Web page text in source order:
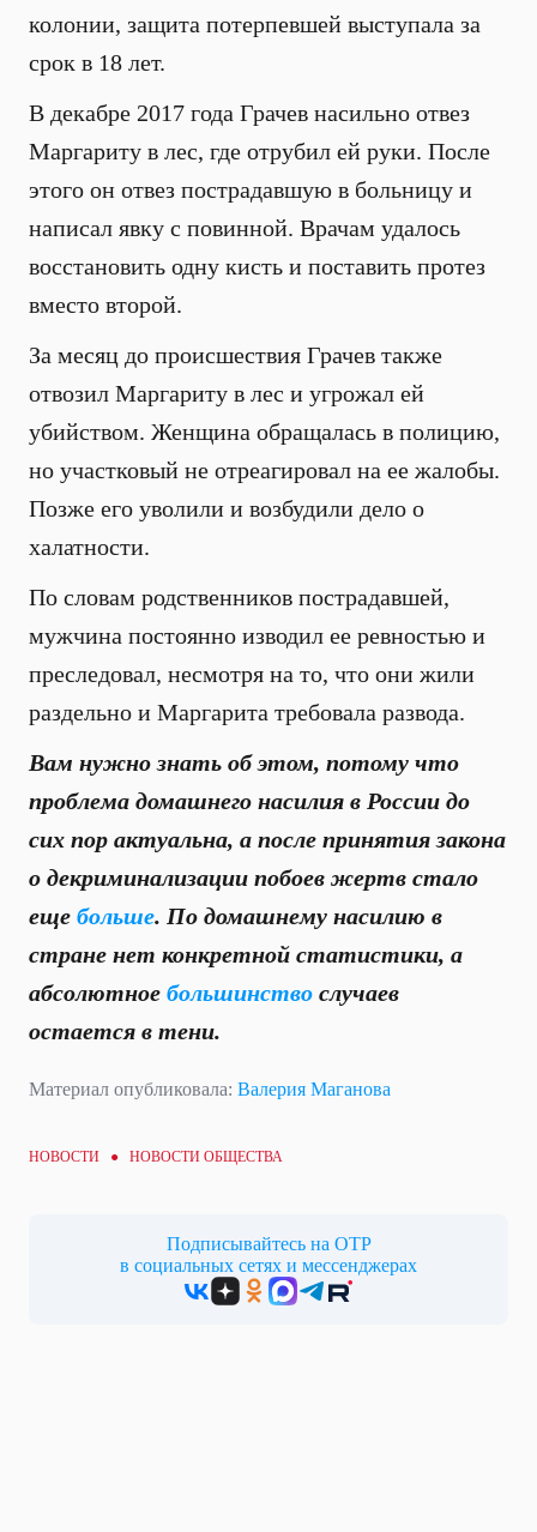
колонии, защита потерпевшей выступала за
срок в 18 лет.
В декабре 2017 года Грачев насильно отвез
Маргариту в лес, где отрубил ей руки. После
этого он отвез пострадавшую в больницу и
написал явку с повинной. Врачам удалось
восстановить одну кисть и поставить протез
вместо второй.
За месяц до происшествия Грачев также
отвозил Маргариту в лес и угрожал ей
убийством. Женщина обращалась в полицию,
но участковый не отреагировал на ее жалобы.
Позже его уволили и возбудили дело о
халатности.
По словам родственников пострадавшей,
мужчина постоянно изводил ее ревностью и
преследовал, несмотря на то, что они жили
раздельно и Маргарита требовала развода.
Вам нужно знать об этом, потому что
проблема домашнего насилия в России до
сих пор актуальна, а после принятия закона
о декриминализации побоев жертв стало
еще больше. По домашнему насилию в
стране нет конкретной статистики, а
абсолютное большинство случаев
остается в тени.
Материал опубликовала: Валерия Маганова
НОВОСТИ ● НОВОСТИ ОБЩЕСТВА
Подписывайтесь на ОТР
в социальных сетях и мессенджерах